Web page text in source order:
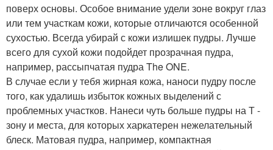
поверх основы. Особое внимание удели зоне вокруг глаз
или тем участкам кожи, которые отличаются особенной
сухостью. Всегда убирай с кожи излишек пудры. Лучше
всего для сухой кожи подойдет прозрачная пудра,
например, рассыпчатая пудра The ONE.
В случае если у тебя жирная кожа, наноси пудру после
того, как удалишь избыток кожных выделений с
проблемных участков. Нанеси чуть больше пудры на Т -
зону и места, для которых харкатерен нежелательный
блеск. Матовая пудра, например, компактная